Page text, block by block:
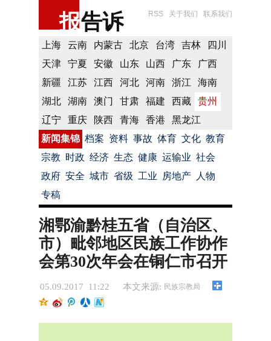
报告诉 RSS 关于我们 联系我们
上海 云南 内蒙古 北京 台湾 吉林
四川
天津
宁夏 安徽 山东 山西 广东
广西
新疆
江苏 江西 河北 河南 浙江
海南
湖北
湖南 澳门 甘肃 福建 西藏
贵州
辽宁
重庆 陕西 青海 香港
黑龙江
新闻集锦 档案 资料 事故 体育 文化 教育
宗教 时政 经济 生态 健康 运输业 社会
政府 安全 城市 省级 工业 房地产
人物
专稿
湘鄂渝黔桂五省（自治区、
市）毗邻地区民族工作协作
会第30次年会在铜仁市召开
05.09.2017 11:22 本文来源: 民族宗教局